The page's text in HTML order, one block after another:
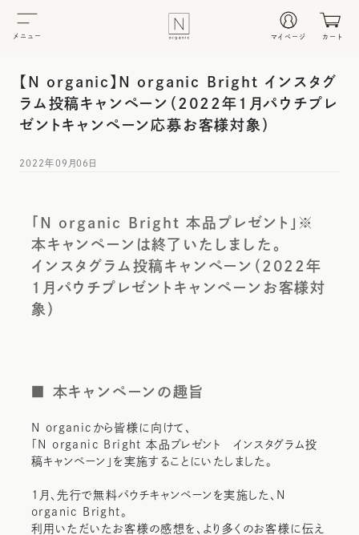
メニュー マイページ カート
【N organic】N organic Bright インスタグ
ラム投稿キャンペーン（2022年1月パウチプレ
ゼントキャンペーン応募お客様対象）
2022年09月06日
「N organic Bright 本品プレゼント」※
本キャンペーンは終了いたしました。
インスタグラム投稿キャンペーン（2022年
1月パウチプレゼントキャンペーンお客様対
象）
■ 本キャンペーンの趣旨
N organicから皆様に向けて、
「N organic Bright 本品プレゼント インスタグラム投
稿キャンペーン」を実施することにいたしました。
1月、先行で無料パウチキャンペーンを実施した、N
organic Bright。
利用いただいたお客様の感想を、より多くのお客様に伝え